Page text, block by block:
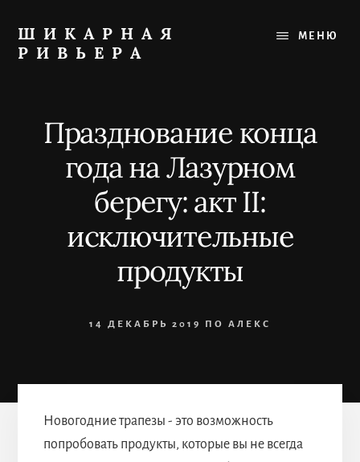
content
ШИКАРНАЯ
РИВЬЕРА
Ривьере:
рестораны,
МЕНЮ
Празднование конца
года на Лазурном
берегу: акт II:
исключительные
продукты
14 ДЕКАБРЬ 2019 ПО АЛЕКС
Новогодние трапезы - это возможность
попробовать продукты, которые вы не всегда